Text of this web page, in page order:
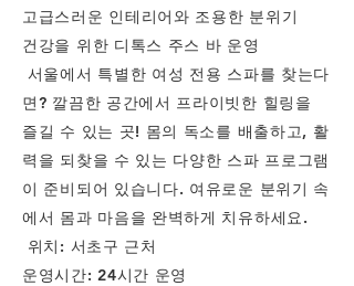
고급스러운 인테리어와 조용한 분위기
건강을 위한 디톡스 주스 바 운영
서울에서 특별한 여성 전용 스파를 찾는다
면? 깔끔한 공간에서 프라이빗한 힐링을
즐길 수 있는 곳! 몸의 독소를 배출하고, 활
력을 되찾을 수 있는 다양한 스파 프로그램
이 준비되어 있습니다. 여유로운 분위기 속
에서 몸과 마음을 완벽하게 치유하세요.
위치: 서초구 근처
운영시간: 24시간 운영